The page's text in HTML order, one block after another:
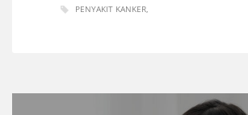
PENYAKIT KANKER